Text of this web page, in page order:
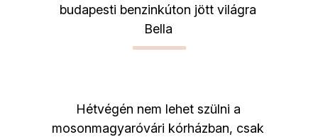
budapesti benzinkúton jött világra
Bella
Hétvégén nem lehet szülni a
mosonmagyaróvári kórházban, csak